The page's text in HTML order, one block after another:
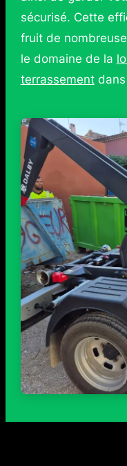
sécurisé. Cette
fruit de
le domaine de la
terrassementdans